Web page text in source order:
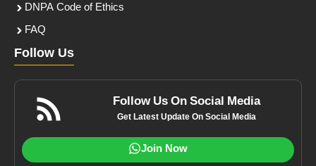
DNPA Code of Ethics
FAQ
Follow Us
Follow Us On Social Media
Get Latest Update On Social Media
Join Now